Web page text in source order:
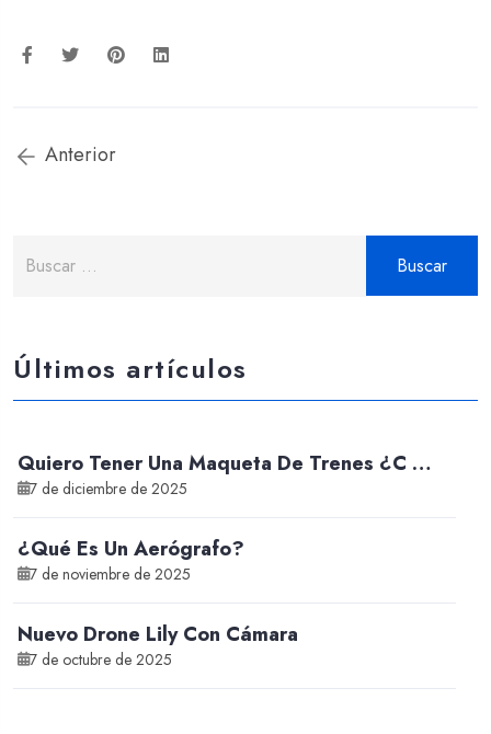
Anterior
Últimos artículos
Quiero Tener Una Maqueta De Trenes ¿C …
7 de diciembre de 2025
¿Qué Es Un Aerógrafo?
7 de noviembre de 2025
Nuevo Drone Lily Con Cámara
7 de octubre de 2025